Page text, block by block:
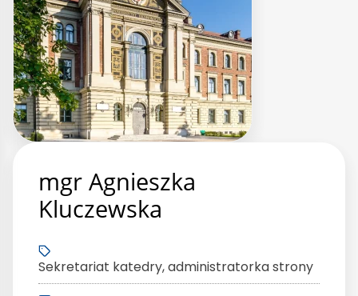
mgr Agnieszka
Kluczewska
Sekretariat katedry, administratorka strony